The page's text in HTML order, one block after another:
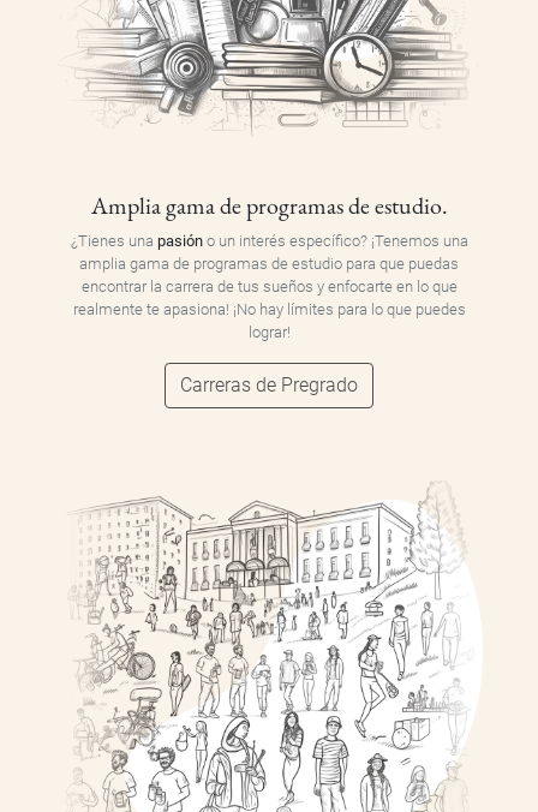
Amplia gama de programas de estudio.
¿Tienes una pasióno un interés específico? ¡Tenemos una
amplia gama de programas de estudio para que puedas
encontrar la carrera de tus sueños y enfocarte en lo que
realmente te apasiona! ¡No hay límites para lo que puedes
lograr!
Carreras de Pregrado